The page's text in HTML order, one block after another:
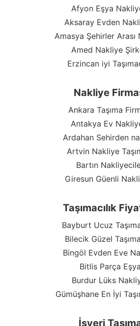
Afyon Eşya
Aksaray Evden
Amasya Şehirler Arası
Amed Nakliye
Erzincan iyi
Nakliye
Ankara Taşıma
Antakya Ev
Ardahan Sehirden
Artvin Nakliye
Bartın
Giresun Güenli
Taşımacılık
Bayburt Ucuz
Bilecik Güzel
Bingöl Evden Eve
Bitlis Parça Eşya
Burdur Lüks
Gümüşhane En İyi
İşyeri